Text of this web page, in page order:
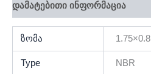
დამატებითი ინფორმაცია
ზომა 1.75×0.8
Type NBR